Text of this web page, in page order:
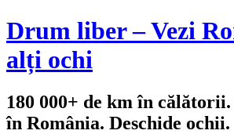
Drum liber – Vezi
alți ochi
180 000+ de km în călătorii.
în România. Deschide ochii.